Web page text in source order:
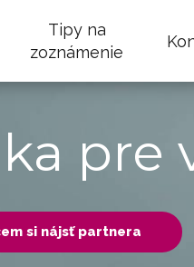
Tipy na
zoznámenie
pre
si nájsť partnera